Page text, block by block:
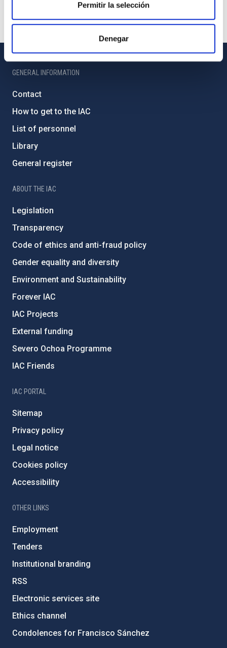
Permitir la selección
Denegar
GENERAL INFORMATION
Contact
How to get to the IAC
List of personnel
Library
General register
ABOUT THE IAC
Legislation
Transparency
Code of ethics and anti-fraud policy
Gender equality and diversity
Environment and Sustainability
Forever IAC
IAC Projects
External funding
Severo Ochoa Programme
IAC Friends
IAC PORTAL
Sitemap
Privacy policy
Legal notice
Cookies policy
Accessibility
OTHER LINKS
Employment
Tenders
Institutional branding
RSS
Electronic services site
Ethics channel
Condolences for Francisco Sánchez